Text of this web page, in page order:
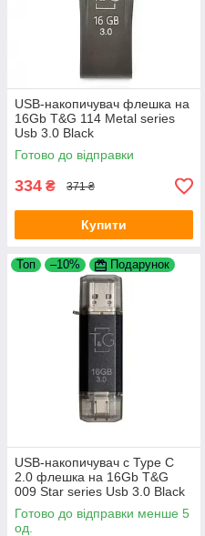
USB-накопичувач флешка на
16Gb T&G 114 Metal series
Usb 3.0 Black
Готово до відправки
334 ₴ 371 ₴
Купити
Топ –10% Подарунок
USB-накопичувач c Type C
2.0 флешка на 16Gb T&G
009 Star series Usb 3.0 Black
Готово до відправки менше 5
од.